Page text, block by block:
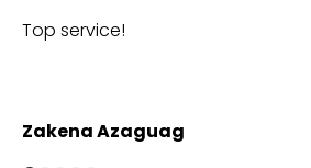
Top service!
Zakena Azaguag